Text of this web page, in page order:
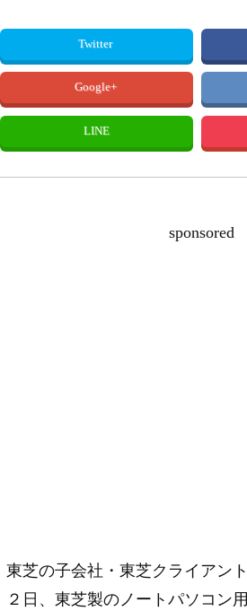
Twitter
Google+
LINE
sponsored
東芝の子会社・東芝クライアン
２日、東芝製のノートパソコン